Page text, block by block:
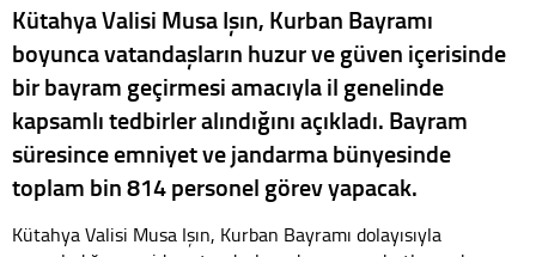
Kütahya Valisi Musa Işın, Kurban Bayramı
boyunca vatandaşların huzur ve güven içerisinde
bir bayram geçirmesi amacıyla il genelinde
kapsamlı tedbirler alındığını açıkladı. Bayram
süresince emniyet ve jandarma bünyesinde
toplam bin 814 personel görev yapacak.
Kütahya Valisi Musa Işın, Kurban Bayramı dolayısıyla